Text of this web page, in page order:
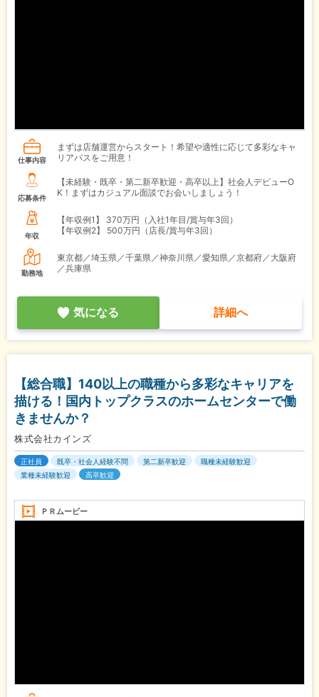
仕事内容
まずは店舗運営からスタート！希望や適性に応じて多彩なキャ
リアパスをご用意！
応募条件
【未経験・既卒・第二新卒歓迎・高卒以上】社会人デビューO
K！まずはカジュアル面談でお会いしましょう！
年収
【年収例1】
370万円（入社1年目/賞与年3回）
【年収例2】
500万円（店長/賞与年3回）
勤務地
東京都／埼玉県／千葉県／神奈川県／愛知県／京都府／大阪府
／兵庫県
気になる 詳細へ
【総合職】140以上の職種から多彩なキャリアを
描ける！国内トップクラスのホームセンターで働
きませんか？
株式会社カインズ
正社員 既卒・社会人経験不問 第二新卒歓迎
職種未経験歓迎
業種未経験歓迎
高卒歓迎
ＰＲムービー